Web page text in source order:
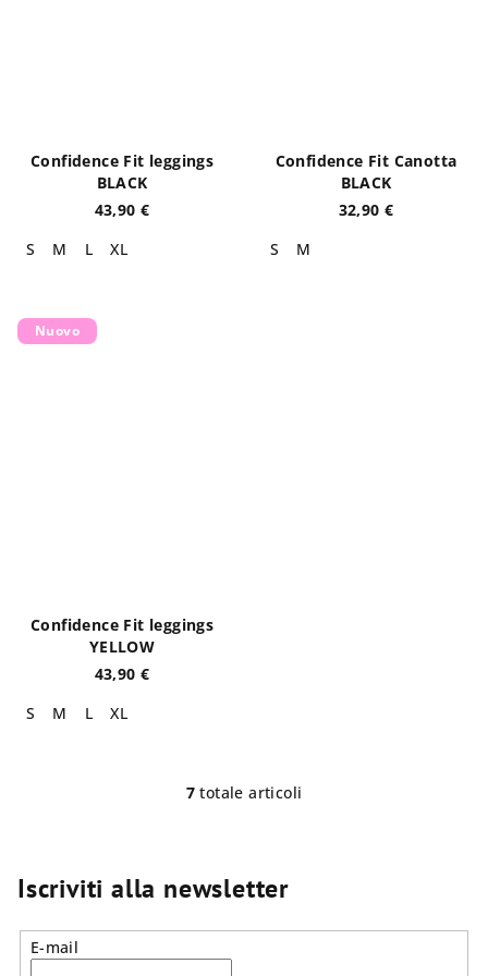
Confidence Fit leggings
BLACK
43,90 €
S
M L XL
Confidence Fit Canotta
BLACK
32,90 €
S
M
Nuovo
Confidence Fit leggings
YELLOW
43,90 €
S
M L XL
C
t
r
o
7 totale articoli
Iscriviti alla newsletter
E-mail